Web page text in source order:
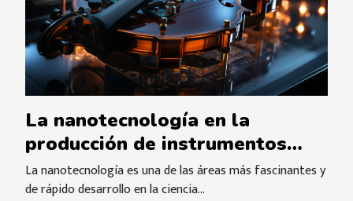
La nanotecnología en la
producción de instrumentos
musicales
La nanotecnología es una de las áreas más fascinantes y
de rápido desarrollo en la ciencia...